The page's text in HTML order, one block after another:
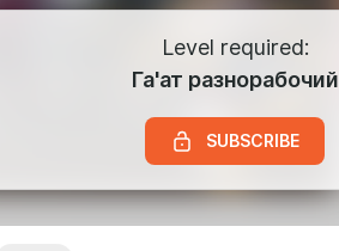
Level required:
Га'ат разнорабочий
SUBSCRIBE